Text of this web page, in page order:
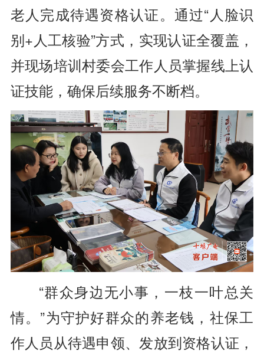
老人完成待遇资格认证。通过“人脸识
别+人工核验”方式，实现认证全覆盖，
并现场培训村委会工作人员掌握线上认
证技能，确保后续服务不断档。
“群众身边无小事，一枝一叶总关
情。”为守护好群众的养老钱，社保工
作人员从待遇申领、发放到资格认证，